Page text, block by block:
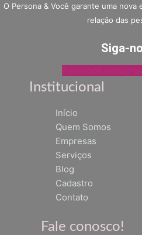
O Persona & Você garante uma
relação das
Siga-
Institucional
Início
Quem Somos
Empresas
Serviços
Blog
Cadastro
Contato
Fale conosco!